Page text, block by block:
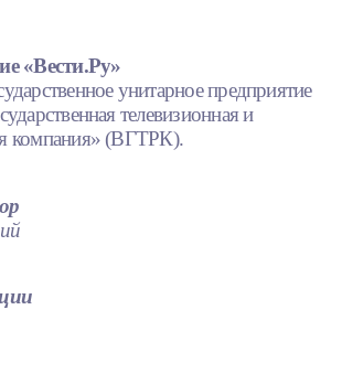
«Вести.Ру»
унитарное предприятие
телевизионная и
компания» (ВГТРК).